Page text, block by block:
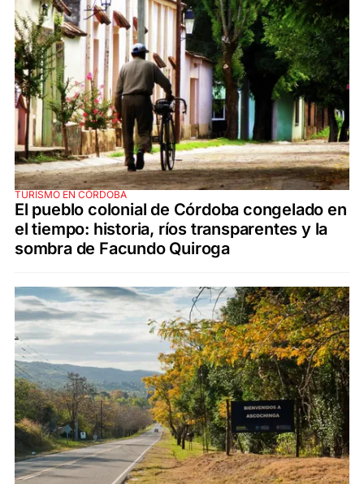
TURISMO EN CÓRDOBA
El pueblo colonial de Córdoba congelado en
el tiempo: historia, ríos transparentes y la
sombra de Facundo Quiroga